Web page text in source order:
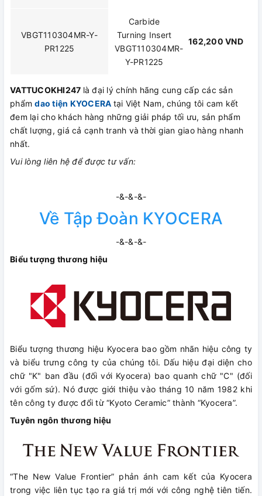
VBGT110304MR-Y-
PR1225
Carbide
Turning Insert
VBGT110304MR-
Y-PR1225
162,200 VND
VATTUCOKHI247 là đại lý chính hãng cung cấp các sản
phẩmdao tiện KYOCERA tại Việt Nam, chúng tôi cam kết
đem lại cho khách hàng những giải pháp tối ưu, sản phẩm
chất lượng, giá cả cạnh tranh và thời gian giao hàng nhanh
nhất.
Vui lòng liên hệ để được tư vấn:
-&-&-&-
Về Tập Đoàn KYOCERA
-&-&-&-
Biểu tượng thương hiệu
Biểu tượng thương hiệu Kyocera bao gồm nhãn hiệu công ty
và biểu trưng công ty của chúng tôi. Dấu hiệu đại diện cho
chữ "K" ban đầu (đối với Kyocera) bao quanh chữ "C" (đối
với gốm sứ). Nó được giới thiệu vào tháng 10 năm 1982 khi
tên công ty được đổi từ “Kyoto Ceramic” thành “Kyocera”.
Tuyên ngôn thương hiệu
“The New Value Frontier” phản ánh cam kết của Kyocera
trong việc liên tục tạo ra giá trị mới với công nghệ tiên tiến.